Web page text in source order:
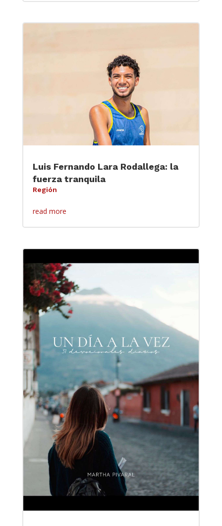
Luis Fernando Lara Rodallega: la
fuerza tranquila
Región
read more